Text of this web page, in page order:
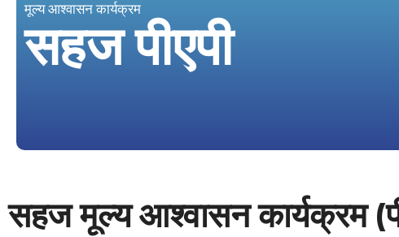
मूल्य आश्वासन कार्यक्रम
सहज पीएपी
सहज मूल्य आश्वासन कार्यक्रम